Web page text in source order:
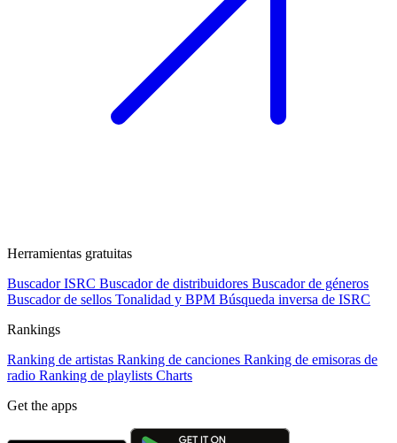
Herramientas gratuitas
Buscador ISRC Buscador de distribuidores Buscador de géneros
Buscador de sellos Tonalidad y BPM Búsqueda inversa de ISRC
Rankings
Ranking de artistas Ranking de canciones Ranking de emisoras de
radio Ranking de playlists Charts
Get the apps